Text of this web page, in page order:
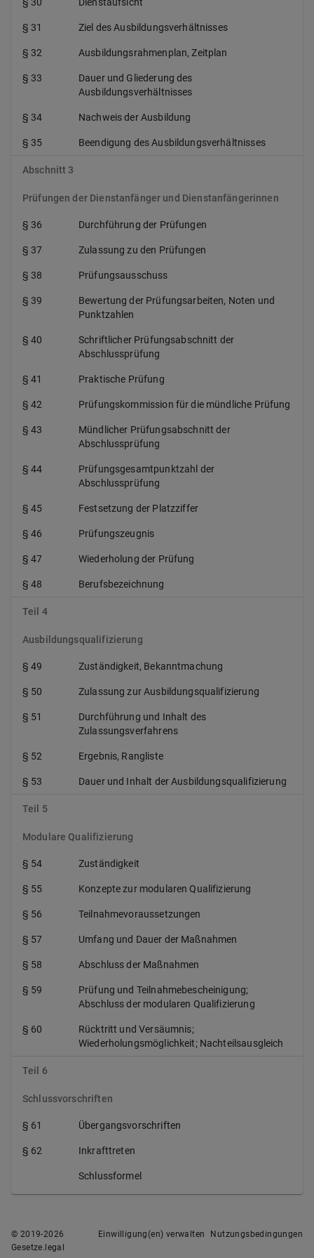
§ 31 Ziel des Ausbildungsverhältnisses
§ 32 Ausbildungsrahmenplan, Zeitplan
§ 33
Dauer und Gliederung des
Ausbildungsverhältnisses
§ 34 Nachweis der Ausbildung
§ 35 Beendigung des Ausbildungsverhältnisses
Abschnitt 3
Prüfungen der Dienstanfänger und Dienstanfängerinnen
§ 36 Durchführung der Prüfungen
§ 37 Zulassung zu den Prüfungen
§ 38 Prüfungsausschuss
§ 39
Bewertung der Prüfungsarbeiten, Noten und
Punktzahlen
§ 40
Schriftlicher Prüfungsabschnitt der
Abschlussprüfung
§ 41 Praktische Prüfung
§ 42 Prüfungskommission für die mündliche Prüfung
§ 43
Mündlicher Prüfungsabschnitt der
Abschlussprüfung
§ 44
Prüfungsgesamtpunktzahl der
Abschlussprüfung
§ 45 Festsetzung der Platzziffer
§ 46 Prüfungszeugnis
§ 47 Wiederholung der Prüfung
§ 48 Berufsbezeichnung
Teil 4
Ausbildungsqualifizierung
§ 49 Zuständigkeit, Bekanntmachung
§ 50 Zulassung zur Ausbildungsqualifizierung
§ 51
Durchführung und Inhalt des
Zulassungsverfahrens
§ 52 Ergebnis, Rangliste
§ 53 Dauer und Inhalt der Ausbildungsqualifizierung
Teil 5
Modulare Qualifizierung
§ 54 Zuständigkeit
§ 55 Konzepte zur modularen Qualifizierung
§ 56 Teilnahmevoraussetzungen
§ 57 Umfang und Dauer der Maßnahmen
§ 58 Abschluss der Maßnahmen
§ 59
Prüfung und Teilnahmebescheinigung;
Abschluss der modularen Qualifizierung
§ 60
Rücktritt und Versäumnis;
Wiederholungsmöglichkeit; Nachteilsausgleich
Teil 6
Schlussvorschriften
§ 61 Übergangsvorschriften
§ 62 Inkrafttreten
Schlussformel
© 2019-2026
Gesetze.legal
Einwilligung(en) verwalten Nutzungsbedingungen